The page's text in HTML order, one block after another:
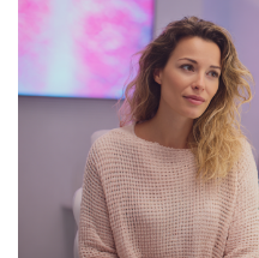
Я согласен на